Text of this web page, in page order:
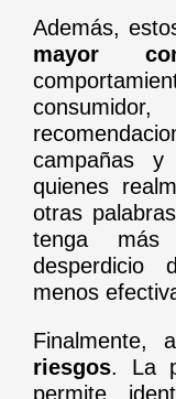
Además,
mayor
campañas
quienes
otras
tenga
desperdicio
menos
Finalmente,
riesgos. La
permite